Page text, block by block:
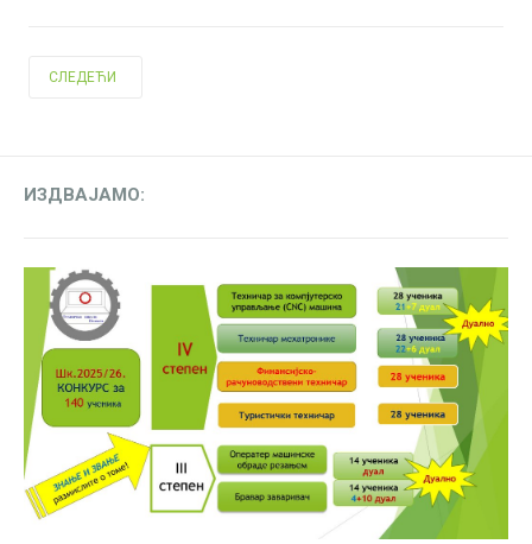
СЛЕДЕЋИ ЧЛАНАК: ПОМОЋНО - ТЕХНИЧКО ОСОБЉЕ
СЛЕДЕЋИ
ИЗДВАЈАМО: